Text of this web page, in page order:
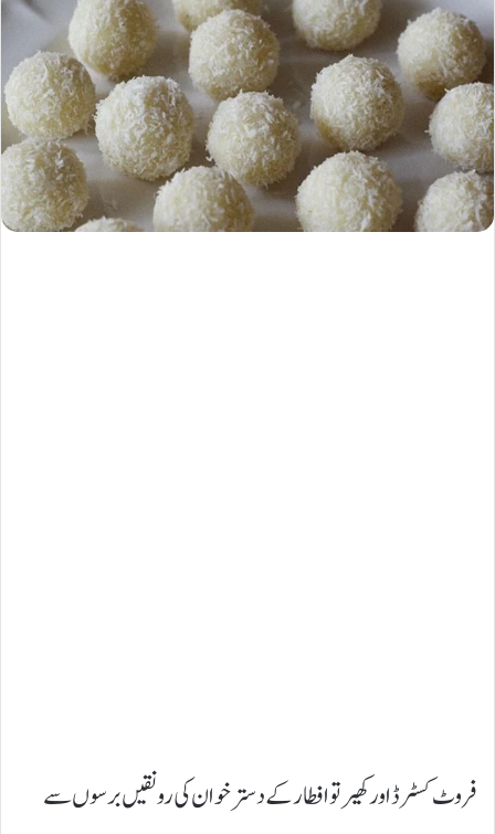
فروٹ کسٹرڈ اور کھیر تو افطار کے دسترخوان کی رونقیں برسوں سے